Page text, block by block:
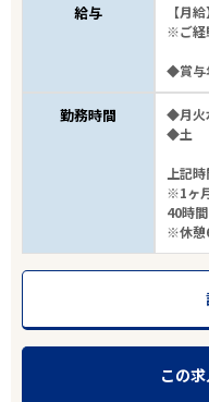
給与
【月
※ご経
◆賞与
勤務時間
◆月火
◆土
上記
※1ヶ
40時間
※休憩
この